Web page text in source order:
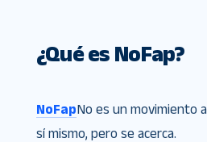
¿Qué es NoFap?
NoFapNo es un movimiento
sí mismo, pero se acerca.